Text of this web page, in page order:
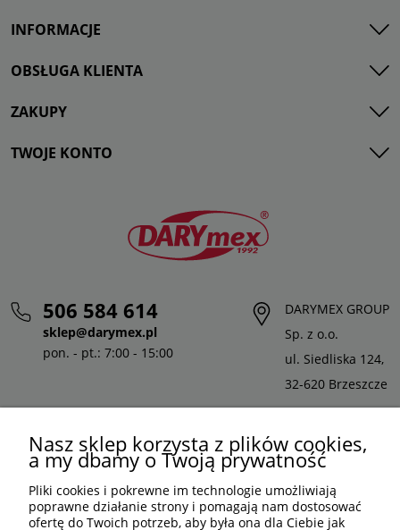
INFORMACJE
OBSŁUGA KLIENTA
ZAKUPY
TWOJE KONTO
506 584 614
sklep@darymex.pl
pon. - pt.: 7:00 - 15:00
DARYMEX GROUP
Sp. z o.o.
ul. Siedliska 124,
32-620 Brzeszcze
Nasz sklep korzysta z plików cookies,
a my dbamy o Twoją prywatność
Pliki cookies i pokrewne im technologie umożliwiają
poprawne działanie strony i pomagają nam dostosować
ofertę do Twoich potrzeb, aby była ona dla Ciebie jak